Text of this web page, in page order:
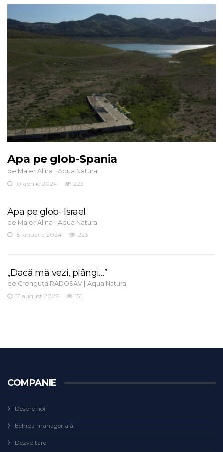
Apa pe glob-Spania
de Maier Alina | Aqua Natura
10 aprilie 2024
223
Apa pe glob- Israel
de Maier Alina | Aqua Natura
15 ianuarie 2024
223
„Dacă mă vezi, plângi…”
de Crenguța RADOSAV | Aqua Natura
17 august 2022
151
COMPANIE
Despre noi
Echipa managerială
Dezvoltare